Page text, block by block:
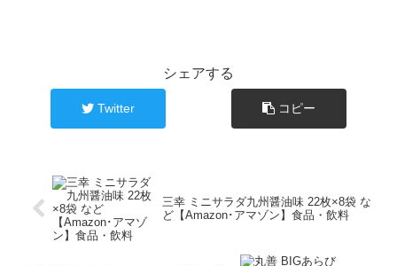
シェアする
Twitter コピー
三幸 ミニサラダ九州醤油味 22枚×8袋 な
ど【Amazon･アマゾン】食品・飲料